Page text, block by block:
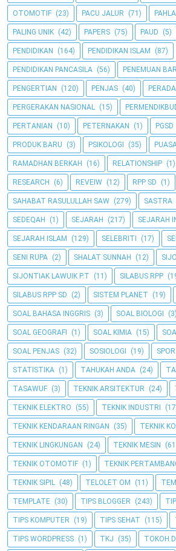
OTOMOTIF (23) PACU JALUR (71)
PALING UNIK (42) PAPERS (75) PAUD (5)
PENDIDIKAN (164) PENDIDIKAN ISLAM (87)
PENDIDIKAN PANCASILA (56) PENEMUAN
PENGERTIAN (120) PENJAS (40)
PERGERAKAN NASIONAL (15)
PERTANIAN (10) PETERNAKAN (1) PGSD
PRODUK BARU (3) PSIKOLOGI (35)
RAMADHAN BERKAH (16) RELATIONSHIP (1)
RESEARCH (6) REVEIW (12) RPP SD (1)
SAHABAT RASULULLAH SAW (279) SASTRA
SEDEQAH (1) SEJARAH (217) SEJARAH
SEJARAH ISLAM (129) SELEBRITI (17)
SENI RUPA (2) SHALAT SUNNAH (12)
SIJONTIAK LAWUIK P.T (11) SILABUS RPP
SILABUS RPP SD (2) SISTEM PLANET (19)
SOAL BAHASA INGGRIS (3) SOAL BIOLOGI (3)
SOAL GEOGRAFI (1) SOAL KIMIA (15)
SOAL PENJAS (32) SOSIOLOGI (19)
STATISTIKA (1) TAHUKAH ANDA (24)
TASAWUF (3) TEKNIK ARSITEKTUR (24)
TEKNIK ELEKTRO (55) TEKNIK INDUSTRI
TEKNIK KENDARAAN RINGAN (35) TEKNIK
TEKNIK LINGKUNGAN (24) TEKNIK MESIN
TEKNIK OTOMOTIF (1) TEKNIK
TEKNIK SIPIL (48) TELOLET OM (11)
TEMPLATE (30) TIPS BLOGGER (243)
TIPS KOMPUTER (19) TIPS SEHAT (115)
TIPS WORDPRESS (1) TKJ (35) TOKOH